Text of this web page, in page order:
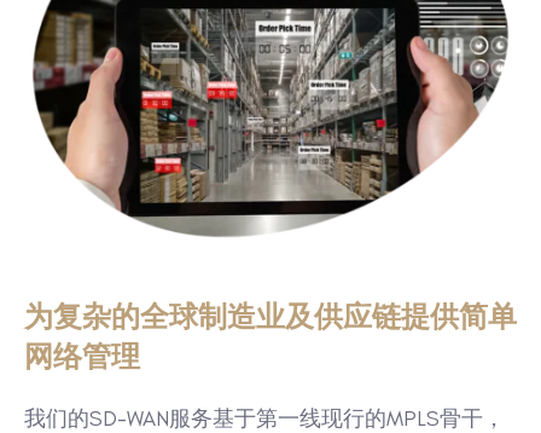
为复杂的全球制造业及供应链提供简单
网络管理
我们的SD-WAN服务基于第一线现行的MPLS骨干，